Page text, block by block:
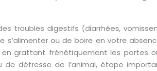
troubles digestifs (diarrhées,
s’alimenter ou de boire en votre
grattant frénétiquement les portes
détresse de l’animal, étape